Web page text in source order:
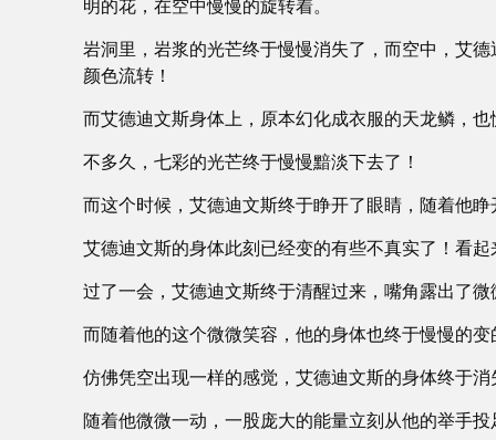
明的花，在空中慢慢的旋转着。
岩洞里，岩浆的光芒终于慢慢消失了，而空中，艾
颜色流转！
而艾德迪文斯身体上，原本幻化成衣服的天龙鳞，
不多久，七彩的光芒终于慢慢黯淡下去了！
而这个时候，艾德迪文斯终于睁开了眼睛，随着他
艾德迪文斯的身体此刻已经变的有些不真实了！看
过了一会，艾德迪文斯终于清醒过来，嘴角露出了
而随着他的这个微微笑容，他的身体也终于慢慢的
仿佛凭空出现一样的感觉，艾德迪文斯的身体终于
随着他微微一动，一股庞大的能量立刻从他的举手